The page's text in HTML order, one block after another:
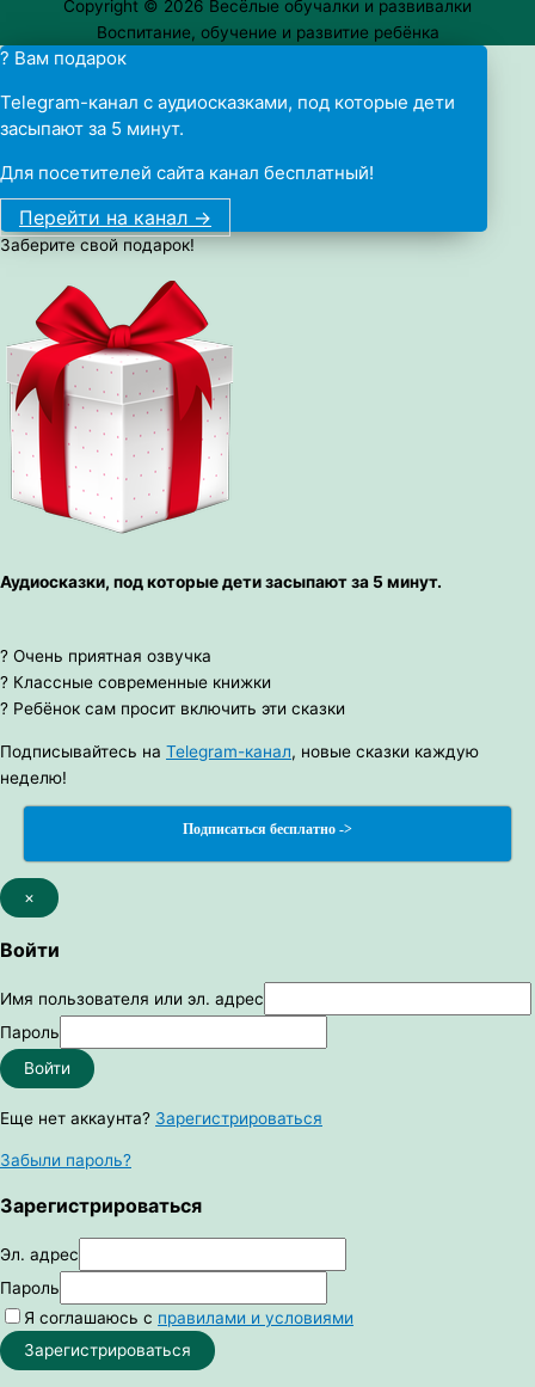
Copyright © 2026 Весёлые обучалки и развивалки
Воспитание, обучение и развитие ребёнка
? Вам подарок
Telegram-канал с аудиосказками, под которые дети
засыпают за 5 минут.
Для посетителей сайта канал бесплатный!
Перейти на канал ->
Заберите свой подарок!
Аудиосказки, под которые дети засыпают за 5 минут.
? Очень приятная озвучка
? Классные современные книжки
? Ребёнок сам просит включить эти сказки
Подписывайтесь на Telegram-канал, новые сказки каждую
неделю!
Подписаться бесплатно ->
×
Войти
Имя пользователя или эл. адрес
Пароль
Войти
Еще нет аккаунта? Зарегистрироваться
Забыли пароль?
Зарегистрироваться
Эл. адрес
Пароль
Я соглашаюсь с правилами и условиями
Зарегистрироваться